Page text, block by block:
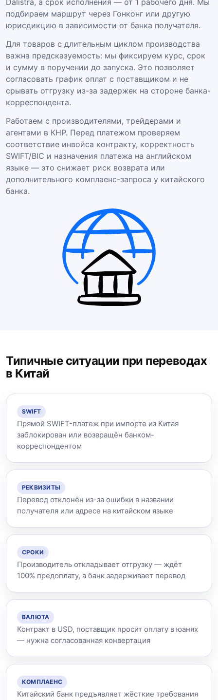
Dalistra, а срок исполнения — от 1 рабочего дня. Мы
подбираем маршрут через Гонконг или другую
юрисдикцию в зависимости от банка получателя.
Для товаров с длительным циклом производства
важна предсказуемость: мы фиксируем курс, срок
и сумму в поручении до запуска. Это позволяет
согласовать график оплат с поставщиком и не
срывать отгрузку из-за задержек на стороне банка-
корреспондента.
Работаем с производителями, трейдерами и
агентами в КНР. Перед платежом проверяем
соответствие инвойса контракту, корректность
SWIFT/BIC и назначения платежа на английском
языке — это снижает риск возврата или
дополнительного комплаенс-запроса у китайского
банка.
Типичные ситуации при переводах
в Китай
SWIFT
Прямой SWIFT-платеж при импорте из Китая
заблокирован или возвращён банком-
корреспондентом
РЕКВИЗИТЫ
Перевод отклонён из-за ошибки в названии
получателя или адресе на китайском языке
СРОКИ
Производитель откладывает отгрузку — ждёт
100% предоплату, а банк задерживает перевод
ВАЛЮТА
Контракт в USD, поставщик просит оплату в юанях
— нужна согласованная конвертация
КОМПЛАЕНС
Китайский банк предъявляет жёсткие требования